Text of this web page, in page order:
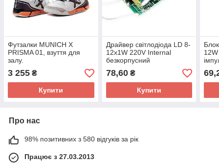
Футзалки MUNICH X
PRISMA 01, взуття для
залу.
3 255 ₴
Купити
Драйвер світлодіода LD 8-
12x1W 220V Internal
безкорпусний
78,60₴
Купити
Про нас
98% позитивних з 580 відгуків за рік
Працює з 27.03.2013